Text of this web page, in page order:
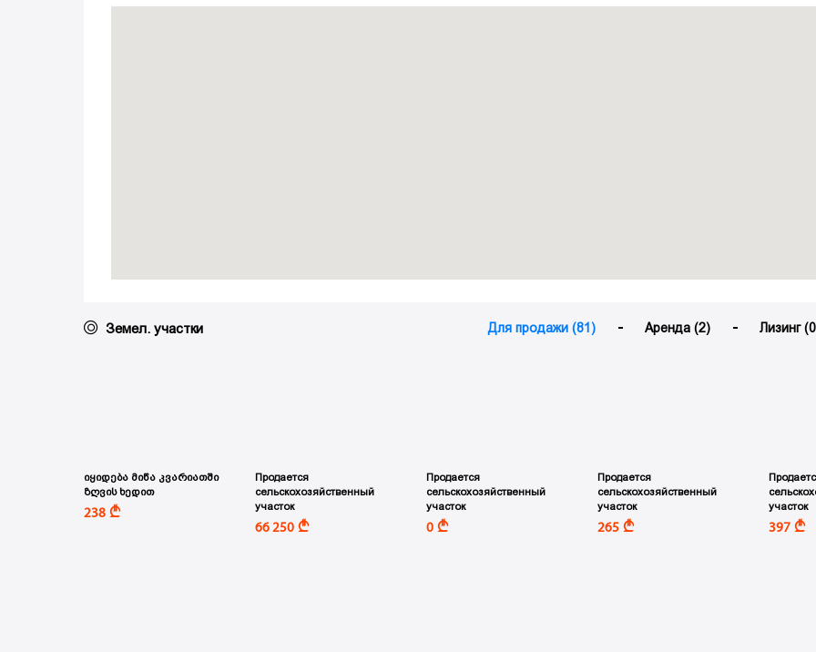
Земел. участки Для продажи (81) Аренда (2) Лизинг
იყიდება მიწა კვარიათში
ზღვის ხედით
238 A
Продается
сельскохозяйственный
участок
66 250 A
Продается
сельскохозяйственный
участок
0 A
Продается
сельскохозяйственный
участок
265 A
участок
397 A